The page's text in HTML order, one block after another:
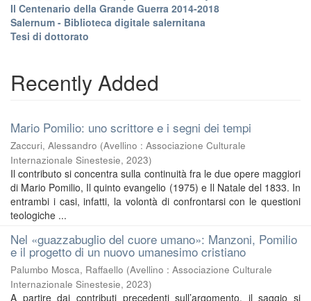
Il Centenario della Grande Guerra 2014-2018
Salernum - Biblioteca digitale salernitana
Tesi di dottorato
Recently Added
Mario Pomilio: uno scrittore e i segni dei tempi
Zaccuri, Alessandro (Avellino : Associazione Culturale
Internazionale Sinestesie, 2023)
Il contributo si concentra sulla continuità fra le due opere maggiori
di Mario Pomilio, Il quinto evangelio (1975) e Il Natale del 1833. In
entrambi i casi, infatti, la volontà di confrontarsi con le questioni
teologiche ...
Nel «guazzabuglio del cuore umano»: Manzoni, Pomilio
e il progetto di un nuovo umanesimo cristiano
Palumbo Mosca, Raffaello (Avellino : Associazione Culturale
Internazionale Sinestesie, 2023)
A partire dai contributi precedenti sull’argomento, il saggio si